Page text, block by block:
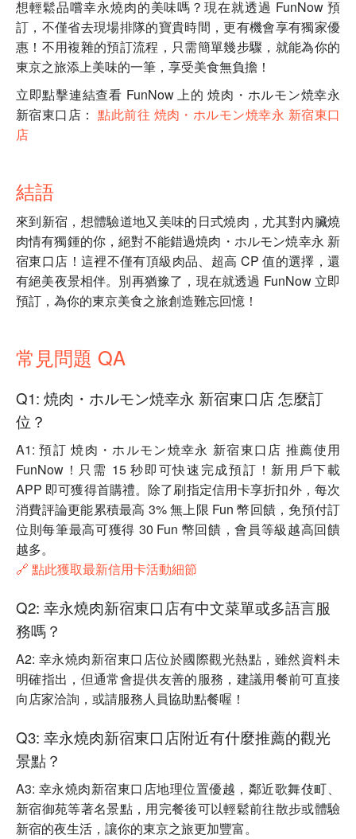
想輕鬆品嚐幸永燒肉的美味嗎？現在就透過 FunNow 預
訂，不僅省去現場排隊的寶貴時間，更有機會享有獨家優
惠！不用複雜的預訂流程，只需簡單幾步驟，就能為你的
東京之旅添上美味的一筆，享受美食無負擔！
立即點擊連結查看 FunNow 上的 焼肉・ホルモン焼幸永
新宿東口店：點此前往 焼肉・ホルモン焼幸永 新宿東口
店
結語
來到新宿，想體驗道地又美味的日式燒肉，尤其對內臟燒
肉情有獨鍾的你，絕對不能錯過焼肉・ホルモン焼幸永 新
宿東口店！這裡不僅有頂級肉品、超高 CP 值的選擇，還
有絕美夜景相伴。別再猶豫了，現在就透過 FunNow 立即
預訂，為你的東京美食之旅創造難忘回憶！
常見問題 QA
Q1: 焼肉・ホルモン焼幸永 新宿東口店 怎麼訂
位？
A1: 預訂 焼肉・ホルモン焼幸永 新宿東口店 推薦使用
FunNow！只需 15 秒即可快速完成預訂！新用戶下載
APP 即可獲得首購禮。除了刷指定信用卡享折扣外，每次
消費評論更能累積最高 3% 無上限 Fun 幣回饋，免預付訂
位則每筆最高可獲得 30 Fun 幣回饋，會員等級越高回饋
越多。
🔗 點此獲取最新信用卡活動細節
Q2: 幸永燒肉新宿東口店有中文菜單或多語言服
務嗎？
A2: 幸永燒肉新宿東口店位於國際觀光熱點，雖然資料未
明確指出，但通常會提供友善的服務，建議用餐前可直接
向店家洽詢，或請服務人員協助點餐喔！
Q3: 幸永燒肉新宿東口店附近有什麼推薦的觀光
景點？
A3: 幸永燒肉新宿東口店地理位置優越，鄰近歌舞伎町、
新宿御苑等著名景點，用完餐後可以輕鬆前往散步或體驗
新宿的夜生活，讓你的東京之旅更加豐富。